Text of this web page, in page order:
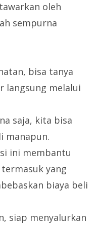
oleh
sempurna
bisa tanya
langsung melalui
saja, kita bisa
manapun.
ini membantu
yang
biaya beli
siap menyalurkan